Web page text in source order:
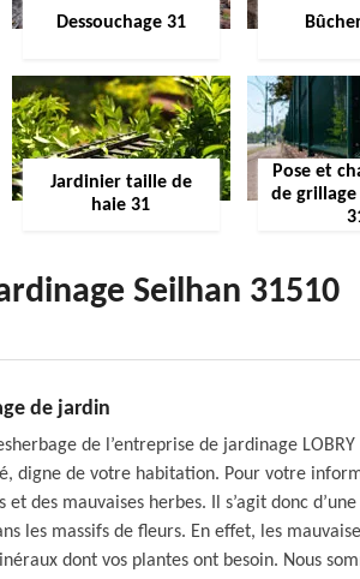
Dessouchage 31
Jardinier taille de
haie 31
Pose et
de
Seilhan 31510
de jardin
de l’entreprise de jardinage
digne de votre habitation. Pour votre
et des mauvaises herbes. Il s’agit donc
les massifs de fleurs. En effet, les
dont vos plantes ont besoin. Nous